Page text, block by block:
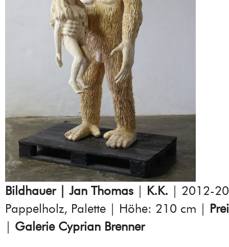
Bildhauer | Jan Thomas | K.K. | 2012-
Pappelholz, Palette | Höhe: 210 cm |
| Galerie Cyprian Brenner